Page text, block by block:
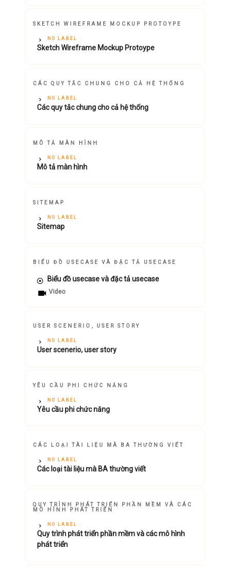
SKETCH WIREFRAME MOCKUP PROTOYPE
NO LABEL
Sketch Wireframe Mockup Protoype
CÁC QUY TẮC CHUNG CHO CẢ HỆ THỐNG
NO LABEL
Các quy tắc chung cho cả hệ thống
MÔ TẢ MÀN HÌNH
NO LABEL
Mô tả màn hình
SITEMAP
NO LABEL
Sitemap
BIỂU ĐỒ USECASE VÀ ĐẶC TẢ USECASE
Biểu đồ usecase và đặc tả usecase
Video
USER SCENERIO, USER STORY
NO LABEL
User scenerio, user story
YÊU CẦU PHI CHỨC NĂNG
NO LABEL
Yêu cầu phi chức năng
CÁC LOẠI TÀI LIỆU MÀ BA THƯỜNG VIẾT
NO LABEL
Các loại tài liệu mà BA thường viết
QUY TRÌNH PHÁT TRIỂN PHẦN MỀM VÀ CÁC
MÔ HÌNH PHÁT TRIỂN
NO LABEL
Quy trình phát triển phần mềm và các mô hình
phát triển